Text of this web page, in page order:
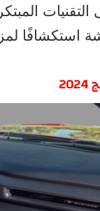
التقنيات
استكشافًا